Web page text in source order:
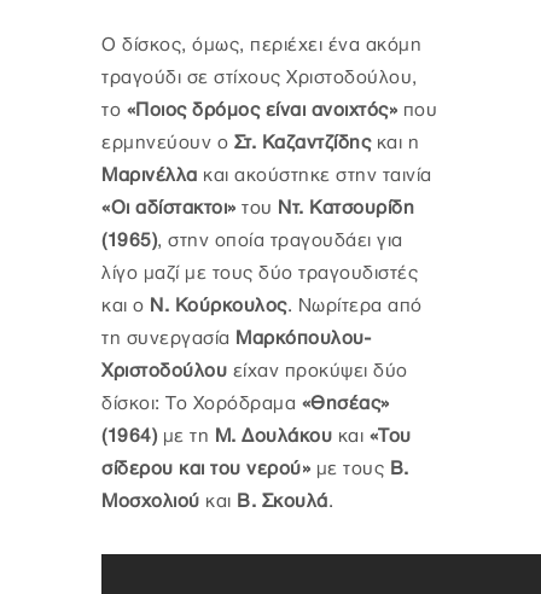
Ο δίσκος, όμως, περιέχει ένα ακόμη
τραγούδι σε στίχους Χριστοδούλου,
το «Ποιος δρόμος είναι ανοιχτός» που
ερμηνεύουν ο Στ. Καζαντζίδηςκαι η
Μαρινέλλα και ακούστηκε στην ταινία
«Οι αδίστακτοι» του Ντ. Κατσουρίδη
(1965), στην οποία τραγουδάει για
λίγο μαζί με τους δύο τραγουδιστές
και ο Ν. Κούρκουλος. Νωρίτερα από
τη συνεργασία Μαρκόπουλου-
Χριστοδούλου είχαν προκύψει δύο
δίσκοι: Το Χορόδραμα «Θησέας»
(1964) με τη Μ. Δουλάκου και «Του
σίδερου και του νερού» με τους Β.
Μοσχολιού και Β. Σκουλά.